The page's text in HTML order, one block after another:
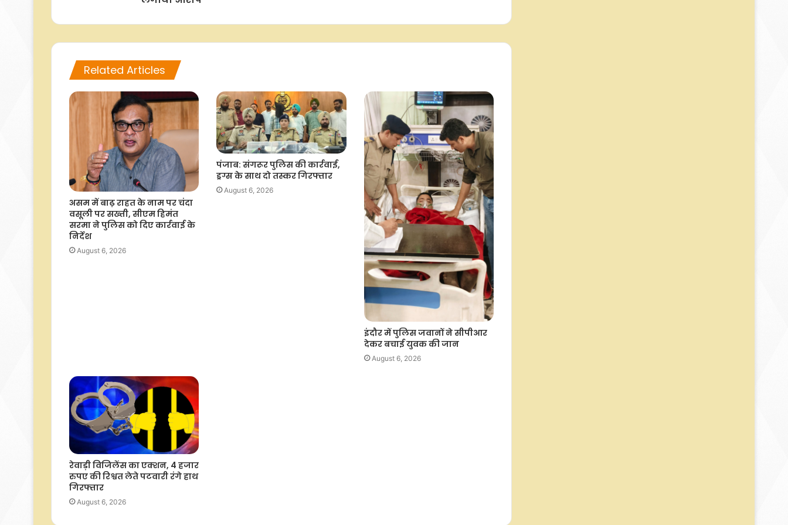
राहुल गांधी, प्रियंका-खड़गे ने घायलों के
जेन-अल्फा से संवाद: शिक्षा, राजनीति और
युवा भूमिका पर खुलकर हुई चर्चा
झारखंड में परीक्षा गड़बड़ी को लेकर
निशिकांत दुबे ने दी भूख हड़ताल की
चेतावनी
कांग्रेस ने उत्तराखंड में कार्यकारिणी का
किया विस्तार, समितियों का किया गठन
राहुल गांधी ने रांची में आंदोलनकारी छात्रों से
की बात, मांगों की सूची मांगी
भरत तिवारी के परिवार ने प्रशांत किशोर के
दावे को बताया झूठ, मानहानि का केस
करने की चेतावनी
Related Articles
असम में बाढ़ राहत के नाम पर चंदा
वसूली पर सख्ती, सीएम हिमंत
सरमा ने पुलिस को दिए कार्रवाई के
निर्देश
August 6, 2026
पंजाब: संगरूर पुलिस की कार्रवाई,
ड्रग्स के साथ दो तस्कर गिरफ्तार
August 6, 2026
इंदौर में पुलिस जवानों ने सीपीआर
देकर बचाई युवक की जान
August 6, 2026
रेवाड़ी विजिलेंस का एक्शन, 4 हजार
रुपए की रिश्वत लेते पटवारी रंगे हाथ
गिरफ्तार
August 6, 2026